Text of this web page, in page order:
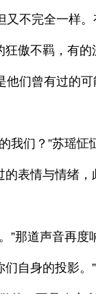
不完全一样。
狂傲不羁，有
们曾有过的可
们？”苏瑶怔
的表情与情绪，
”那道声音再度
自身的投影。”